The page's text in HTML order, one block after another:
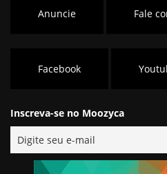
Anuncie Fale
Facebook
Inscreva-se no Moozyca